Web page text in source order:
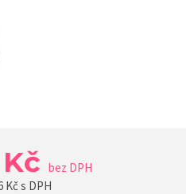
bez DPH
Kč s DPH